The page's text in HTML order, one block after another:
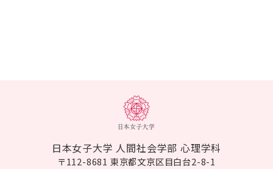
日本女子大学 人間社会学部 心理学科
〒112-8681 東京都文京区目白台2-8-1